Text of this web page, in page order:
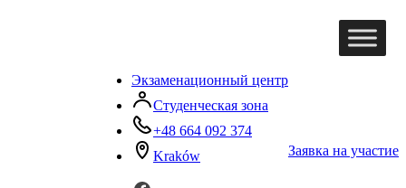
Экзаменационный центр
Студенческая зона
+48 664 092 374
Kraków
Заявка на участие